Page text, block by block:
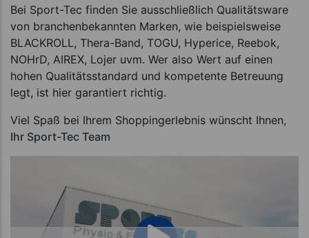
Bei Sport-Tec finden Sie ausschließlich Qualitätsware
von branchenbekannten Marken, wie beispielsweise
BLACKROLL, Thera-Band, TOGU, Hyperice, Reebok,
NOHrD, AIREX, Lojer uvm. Wer also Wert auf einen
hohen Qualitätsstandard und kompetente Betreuung
legt, ist hier garantiert richtig.
Viel Spaß bei Ihrem Shoppingerlebnis wünscht Ihnen,
Ihr Sport-Tec Team